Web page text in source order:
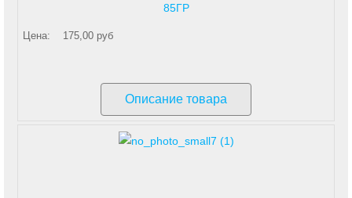
85ГР
Цена: 175,00 руб
Описание товара